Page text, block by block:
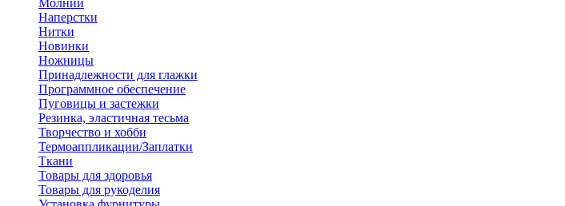
Молнии
Наперстки
Нитки
Новинки
Ножницы
Принадлежности для глажки
Программное обеспечение
Пуговицы и застежки
Резинка, эластичная тесьма
Творчество и хобби
Термоаппликации/Заплатки
Ткани
Товары для здоровья
Товары для рукоделия